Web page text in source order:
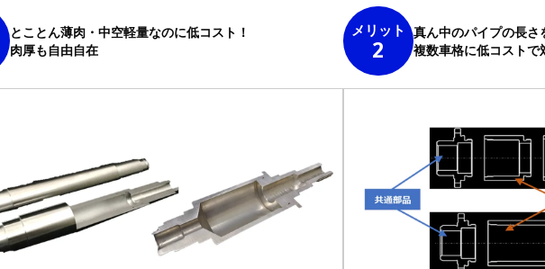
とことん薄肉・中空軽量なのに低コスト！
肉厚も自由自在
メリット
2
真ん中のパイプの長さ
複数車格に低コストで